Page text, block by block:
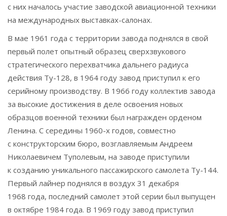
с них началось участие заводской авиационной техники
на международных выставках-салонах.
В мае 1961 года с территории завода поднялся в свой
первый полет опытный образец сверхзвукового
стратегического перехватчика дальнего радиуса
действия Ту-128, в 1964 году завод приступил к его
серийному производству. В 1966 году коллектив завода
за высокие достижения в деле освоения новых
образцов военной техники был награжден орденом
Ленина. С середины 1960-х годов, совместно
с конструкторским бюро, возглавляемым Андреем
Николаевичем Туполевым, на заводе приступили
к созданию уникального пассажирского самолета Ту-144.
Первый лайнер поднялся в воздух 31 декабря
1968 года, последний самолет этой серии был выпущен
в октябре 1984 года. В 1969 году завод приступил